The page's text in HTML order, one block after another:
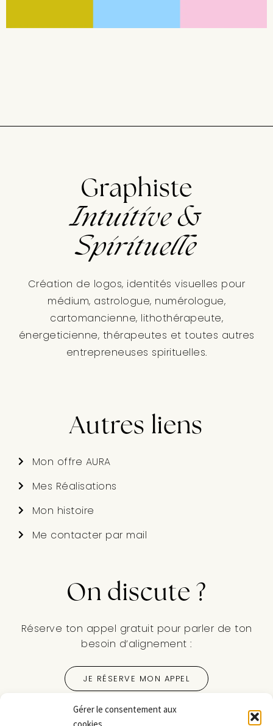
Gérer le consentement aux
Graphiste
Intuitive &
Spirituelle
Création de logos, identités visuelles pour
médium, astrologue, numérologue,
cartomancienne, lithothérapeute,
énergeticienne, thérapeutes et toutes autres
entrepreneuses spirituelles.
Autres liens
Mon offre AURA
Mes Réalisations
Mon histoire
Me contacter par mail
On discute ?
Réserve ton appel gratuit pour parler de ton
besoin d’alignement :
JE RÉSERVE MON APPEL
Suis-moi sur les réseaux sociaux :